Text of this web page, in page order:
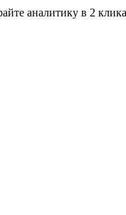
аналитику в 2 клика